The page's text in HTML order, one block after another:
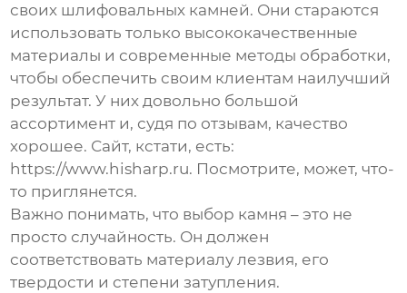
своих шлифовальных камней. Они стараются
использовать только высококачественные
материалы и современные методы обработки,
чтобы обеспечить своим клиентам наилучший
результат. У них довольно большой
ассортимент и, судя по отзывам, качество
хорошее. Сайт, кстати, есть:
https://www.hisharp.ru. Посмотрите, может, что-
то приглянется.
Важно понимать, что выбор камня – это не
просто случайность. Он должен
соответствовать материалу лезвия, его
твердости и степени затупления.